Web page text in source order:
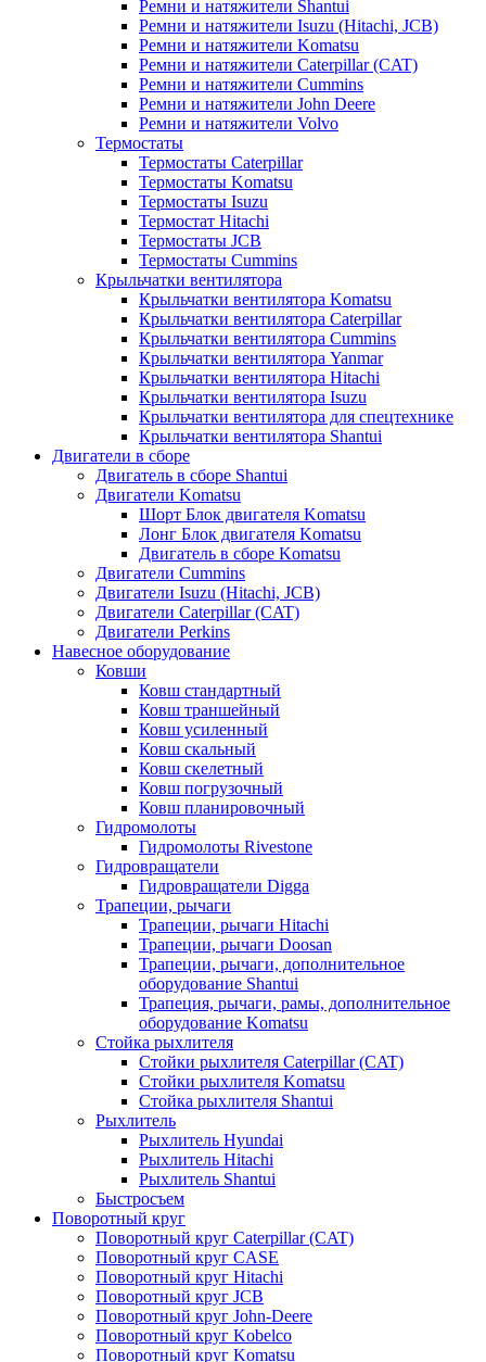
Ремни и натяжители Shantui
Ремни и натяжители Isuzu (Hitachi, JCB)
Ремни и натяжители Komatsu
Ремни и натяжители Caterpillar (CAT)
Ремни и натяжители Cummins
Ремни и натяжители John Deere
Ремни и натяжители Volvo
Термостаты
Термостаты Caterpillar
Термостаты Komatsu
Термостаты Isuzu
Термостат Hitachi
Термостаты JCB
Термостаты Cummins
Крыльчатки вентилятора
Крыльчатки вентилятора Komatsu
Крыльчатки вентилятора Caterpillar
Крыльчатки вентилятора Cummins
Крыльчатки вентилятора Yanmar
Крыльчатки вентилятора Hitachi
Крыльчатки вентилятора Isuzu
Крыльчатки вентилятора для спецтехнике
Крыльчатки вентилятора Shantui
Двигатели в сборе
Двигатель в сборе Shantui
Двигатели Komatsu
Шорт Блок двигателя Komatsu
Лонг Блок двигателя Komatsu
Двигатель в сборе Komatsu
Двигатели Cummins
Двигатели Isuzu (Hitachi, JCB)
Двигатели Caterpillar (CAT)
Двигатели Perkins
Навесное оборудование
Ковши
Ковш стандартный
Ковш траншейный
Ковш усиленный
Ковш скальный
Ковш скелетный
Ковш погрузочный
Ковш планировочный
Гидромолоты
Гидромолоты Rivestone
Гидровращатели
Гидровращатели Digga
Трапеции, рычаги
Трапеции, рычаги Hitachi
Трапеции, рычаги Doosan
Трапеции, рычаги, дополнительное
оборудование Shantui
Трапеция, рычаги, рамы, дополнительное
оборудование Komatsu
Стойка рыхлителя
Стойки рыхлителя Caterpillar (CAT)
Стойки рыхлителя Komatsu
Стойка рыхлителя Shantui
Рыхлитель
Рыхлитель Hyundai
Рыхлитель Hitachi
Рыхлитель Shantui
Быстросъем
Поворотный круг
Поворотный круг Caterpillar (CAT)
Поворотный круг CASE
Поворотный круг Hitachi
Поворотный круг JCB
Поворотный круг John-Deere
Поворотный круг Kobelco
Поворотный круг Komatsu